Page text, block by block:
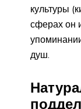
культуры
сферах он
душ.